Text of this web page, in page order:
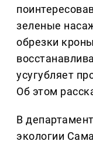
зеленые
обрезки
усугубляет
Об этом
В
экологии